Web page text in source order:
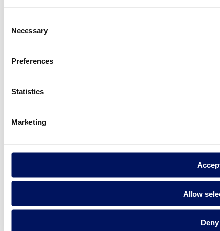
Selection
Necessary
Preferences
Statistics
Marketing
Allow
Deny
Política de cookies
Fluidra S.A. 2025